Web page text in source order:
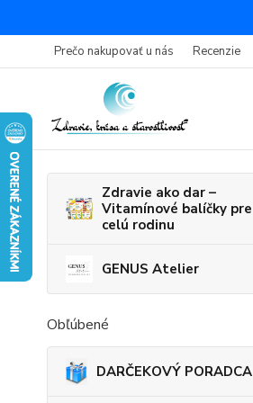
Prečo nakupovať u nás Recenzie
Zdravie ako dar –
Vitamínové balíčky pre
celú rodinu
GENUS Atelier
Obľúbené
DARČEKOVÝ PORADCA